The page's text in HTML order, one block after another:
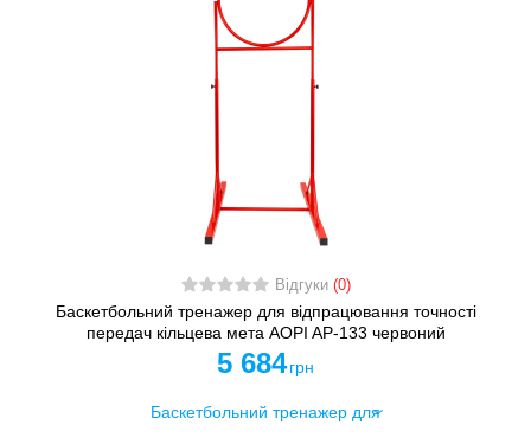
Відгуки (0)
Баскетбольний тренажер для відпрацювання точності
передач кільцева мета AOPI AP-133 червоний
5 684 грн